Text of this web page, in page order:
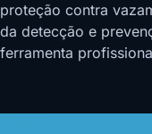
proteção contra
da detecção e
ferramenta